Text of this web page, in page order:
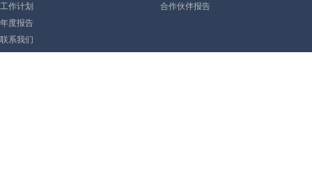
工作计划
年度报告
联系我们
合作伙伴报告